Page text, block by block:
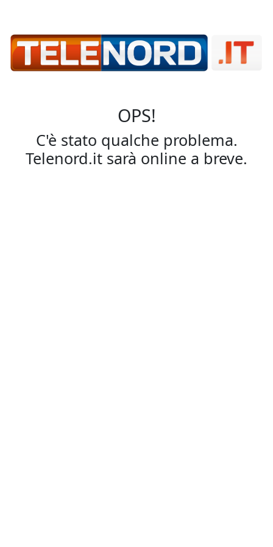
OPS!
C'è stato qualche problema.
Telenord.it sarà online a breve.